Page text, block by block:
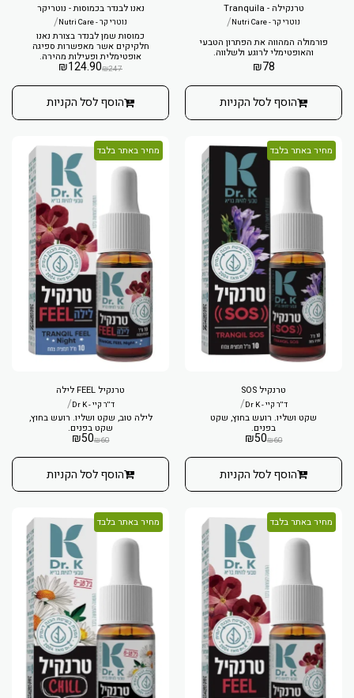
טרנקילה - Tranquila
נוטרי קר - Nutri Care /
פורמולה המהווה את הפתרון הטבעי
והאופטימלי לרוגע ולשלווה.
₪78
הוסף לסל הקניות
נאנו לבנדר בכמוסות - נוטריקר
נוטרי קר - Nutri Care /
כמוסות שמן לבנדר בצורת נאנו
חלקיקים אשר מאפשרות ספיגה
אופטימלית ופעילות מהירה.
₪247
₪124.90
הוסף לסל הקניות
מחיר באתר בלבד
טרנקיל SOS
ד''ר קיי - Dr K /
שקט ושליו. רועש בחוץ, שקט
בפנים.
₪60
₪50
הוסף לסל הקניות
מחיר באתר בלבד
טרנקיל FEEL לילה
ד''ר קיי - Dr K /
לילה טוב, שקט ושליו. רועש בחוץ,
שקט בפנים.
₪60
₪50
הוסף לסל הקניות
מחיר באתר בלבד מחיר באתר בלבד